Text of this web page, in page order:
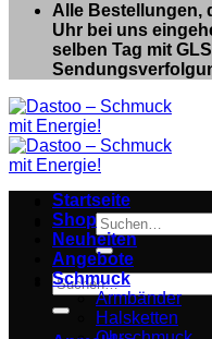
Alle Bestellungen,
Uhr bei uns
selben Tag mit
Suchen
nach:
Suchen
nach:
Startseite
Shop
Neuheiten
Angebote
Schmuck
Armbänder
Halsketten